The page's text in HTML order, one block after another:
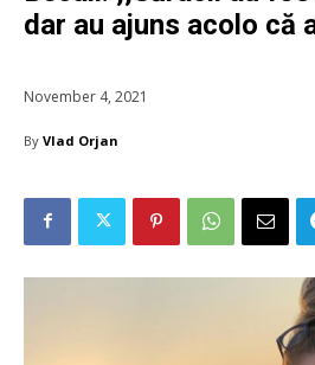
dar au ajuns acolo că
November 4, 2021
By Vlad Orjan